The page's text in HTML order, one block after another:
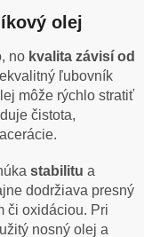
olej
no kvalita závisí od
ľubovník
môže rýchlo stratiť
čistota,
stabilitu a
dodržiava presný
či oxidáciou. Pri
nosný olej a